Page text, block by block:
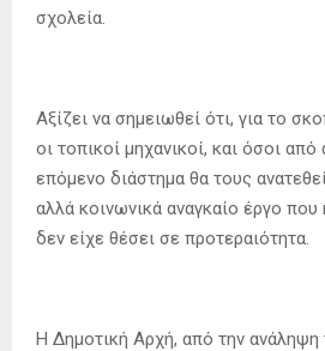
σχολεία.
Αξίζει να σημειωθεί ότι, για το
οι τοπικοί μηχανικοί, και όσοι
επόμενο διάστημα θα τους
αλλά κοινωνικά αναγκαίο έργο που
δεν είχε θέσει σε προτεραιότητα.
Η Δημοτική Αρχή, από την